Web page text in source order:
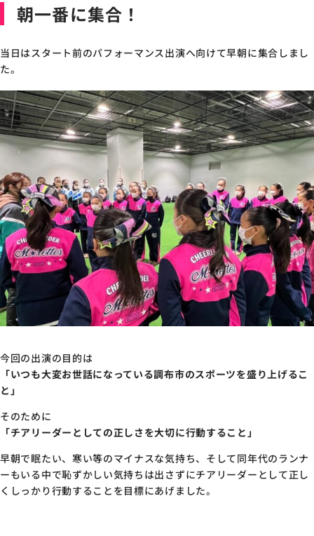
朝一番に集合！
当日はスタート前のパフォーマンス出演へ向けて早朝に集合しまし
た。
今回の出演の目的は
「いつも大変お世話になっている調布市のスポーツを盛り上げるこ
と」
そのために
「チアリーダーとしての正しさを大切に行動すること」
早朝で眠たい、寒い等のマイナスな気持ち、 そして同年代のランナ
ーもいる中で恥ずかしい気持ちは出さずにチアリーダーとして正し
くしっかり行動することを目標にあげました。